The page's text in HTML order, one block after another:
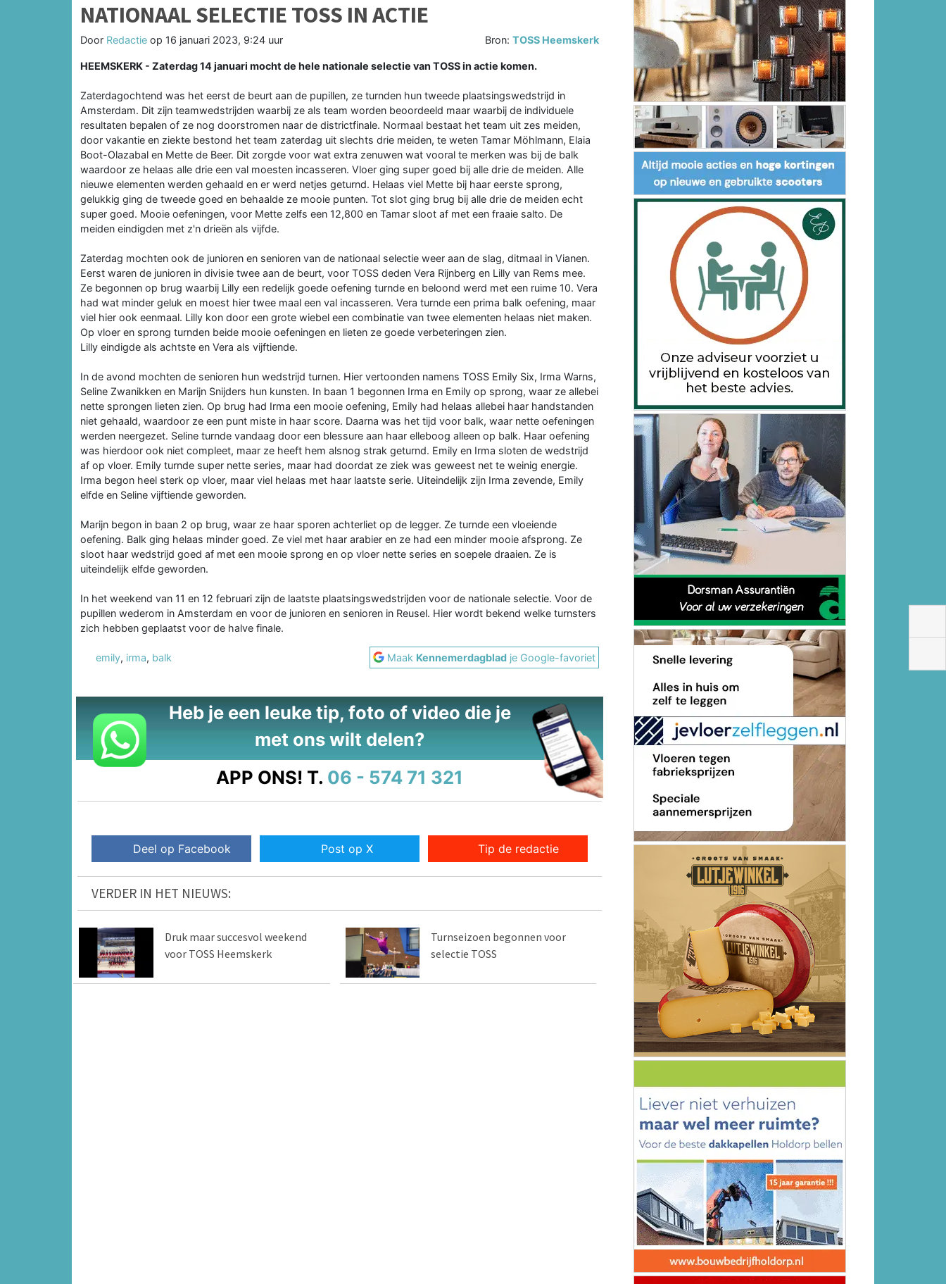
NATIONAAL SELECTIE TOSS IN ACTIE
Door Redactie op 16 januari 2023, 9:24 uur Bron:TOSS Heemskerk
HEEMSKERK - Zaterdag 14 januari mocht de hele nationale selectie van TOSS in actie komen.
Zaterdagochtend was het eerst de beurt aan de pupillen, ze turnden hun tweede plaatsingswedstrijd in
Amsterdam. Dit zijn teamwedstrijden waarbij ze als team worden beoordeeld maar waarbij de individuele
resultaten bepalen of ze nog doorstromen naar de districtfinale. Normaal bestaat het team uit zes meiden,
door vakantie en ziekte bestond het team zaterdag uit slechts drie meiden, te weten Tamar Möhlmann, Elaia
Boot-Olazabal en Mette de Beer. Dit zorgde voor wat extra zenuwen wat vooral te merken was bij de balk
waardoor ze helaas alle drie een val moesten incasseren. Vloer ging super goed bij alle drie de meiden. Alle
nieuwe elementen werden gehaald en er werd netjes geturnd. Helaas viel Mette bij haar eerste sprong,
gelukkig ging de tweede goed en behaalde ze mooie punten. Tot slot ging brug bij alle drie de meiden echt
super goed. Mooie oefeningen, voor Mette zelfs een 12,800 en Tamar sloot af met een fraaie salto. De
meiden eindigden met z'n drieën als vijfde.
Zaterdag mochten ook de junioren en senioren van de nationaal selectie weer aan de slag, ditmaal in Vianen.
Eerst waren de junioren in divisie twee aan de beurt, voor TOSS deden Vera Rijnberg en Lilly van Rems mee.
Ze begonnen op brug waarbij Lilly een redelijk goede oefening turnde en beloond werd met een ruime 10. Vera
had wat minder geluk en moest hier twee maal een val incasseren. Vera turnde een prima balk oefening, maar
viel hier ook eenmaal. Lilly kon door een grote wiebel een combinatie van twee elementen helaas niet maken.
Op vloer en sprong turnden beide mooie oefeningen en lieten ze goede verbeteringen zien.
Lilly eindigde als achtste en Vera als vijftiende.
In de avond mochten de senioren hun wedstrijd turnen. Hier vertoonden namens TOSS Emily Six, Irma Warns,
Seline Zwanikken en Marijn Snijders hun kunsten. In baan 1 begonnen Irma en Emily op sprong, waar ze allebei
nette sprongen lieten zien. Op brug had Irma een mooie oefening, Emily had helaas allebei haar handstanden
niet gehaald, waardoor ze een punt miste in haar score. Daarna was het tijd voor balk, waar nette oefeningen
werden neergezet. Seline turnde vandaag door een blessure aan haar elleboog alleen op balk. Haar oefening
was hierdoor ook niet compleet, maar ze heeft hem alsnog strak geturnd. Emily en Irma sloten de wedstrijd
af op vloer. Emily turnde super nette series, maar had doordat ze ziek was geweest net te weinig energie.
Irma begon heel sterk op vloer, maar viel helaas met haar laatste serie. Uiteindelijk zijn Irma zevende, Emily
elfde en Seline vijftiende geworden.
Marijn begon in baan 2 op brug, waar ze haar sporen achterliet op de legger. Ze turnde een vloeiende
oefening. Balk ging helaas minder goed. Ze viel met haar arabier en ze had een minder mooie afsprong. Ze
sloot haar wedstrijd goed af met een mooie sprong en op vloer nette series en soepele draaien. Ze is
uiteindelijk elfde geworden.
In het weekend van 11 en 12 februari zijn de laatste plaatsingswedstrijden voor de nationale selectie. Voor de
pupillen wederom in Amsterdam en voor de junioren en senioren in Reusel. Hier wordt bekend welke turnsters
zich hebben geplaatst voor de halve finale.
emily, irma, balk Maak Kennemerdagblad je Google-favoriet
Heb je een leuke tip, foto of video die je
met ons wilt delen?
APP ONS! T. 06 - 574 71 321
Deel op Facebook Post op X Tip de redactie
VERDER IN HET NIEUWS:
Druk maar succesvol weekend
voor TOSS Heemskerk
Turnseizoen begonnen voor
selectie TOSS